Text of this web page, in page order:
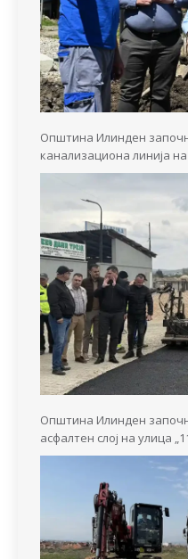
Општина Илинден
канализациона линија
Општина Илинден
асфалтен слој на улица